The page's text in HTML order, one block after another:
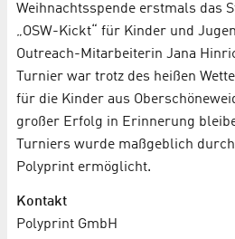
Weihnachtsspende erstmals das
„OSW-Kickt“ für Kinder und
Outreach-Mitarbeiterin Jana
Turnier war trotz des heißen
für die Kinder aus
großer Erfolg in Erinnerung
Turniers wurde maßgeblich
Polyprint ermöglicht.
Kontakt
Polyprint GmbH